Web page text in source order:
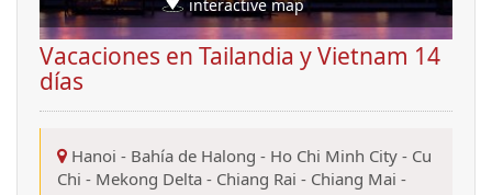
interactive map
Vacaciones en Tailandia y Vietnam 14
días
Hanoi - Bahía de Halong - Ho Chi Minh City - Cu
Chi - Mekong Delta - Chiang Rai - Chiang Mai -